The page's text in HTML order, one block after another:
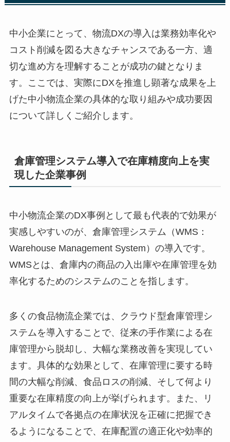
中小企業にとって、物流DXの導入は業務効率化や
コスト削減を図る大きなチャンスである一方、適
切な進め方を理解することが成功の鍵となりま
す。ここでは、実際にDXを推進し顕著な成果を上
げた中小物流企業の具体的な取り組みや成功要因
について詳しくご紹介します。
倉庫管理システム導入で在庫精度向上を実
現した企業事例
中小物流企業のDX事例として最も代表的で効果が
実感しやすいのが、倉庫管理システム（WMS：
Warehouse Management System）の導入です。
WMSとは、倉庫内の商品の入出庫や在庫管理を効
率化するためのシステムのことを指します。
多くの食品物流企業では、クラウド型倉庫管理シ
ステムを導入することで、従来の手作業による在
庫管理から脱却し、大幅な業務改善を実現してい
ます。具体的な効果として、在庫管理に要する時
間の大幅な削減、食品ロスの削減、そして何より
重要な在庫精度の向上が挙げられます。また、リ
アルタイムで各拠点の在庫状況を正確に把握でき
るようになることで、在庫配置の適正化や効率的